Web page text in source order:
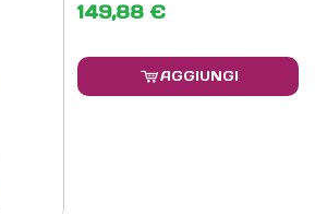
149,88 €
AGGIUNGI